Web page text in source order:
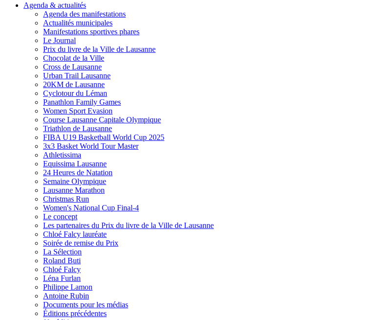
Agenda & actualités
Agenda des manifestations
Actualités municipales
Manifestations sportives phares
Le Journal
Prix du livre de la Ville de Lausanne
Chocolat de la Ville
Cross de Lausanne
Urban Trail Lausanne
20KM de Lausanne
Cyclotour du Léman
Panathlon Family Games
Women Sport Evasion
Course Lausanne Capitale Olympique
Triathlon de Lausanne
FIBA U19 Basketball World Cup 2025
3x3 Basket World Tour Master
Athletissima
Equissima Lausanne
24 Heures de Natation
Semaine Olympique
Lausanne Marathon
Christmas Run
Women's National Cup Final-4
Le concept
Les partenaires du Prix du livre de la Ville de Lausanne
Chloé Falcy lauréate
Soirée de remise du Prix
La Sélection
Roland Buti
Chloé Falcy
Léna Furlan
Philippe Lamon
Antoine Rubin
Documents pour les médias
Éditions précédentes